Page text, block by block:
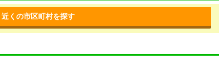
近くの市区町村を探す